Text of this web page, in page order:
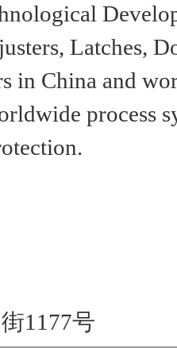
Latches,
in China and
process
1177号